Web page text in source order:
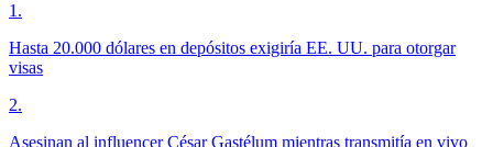
1 .
Hasta 20.000 dólares en depósitos exigiría EE. UU. para otorgar
visas
2.
Asesinan al influencer César Gastélum mientras transmitía en vivo